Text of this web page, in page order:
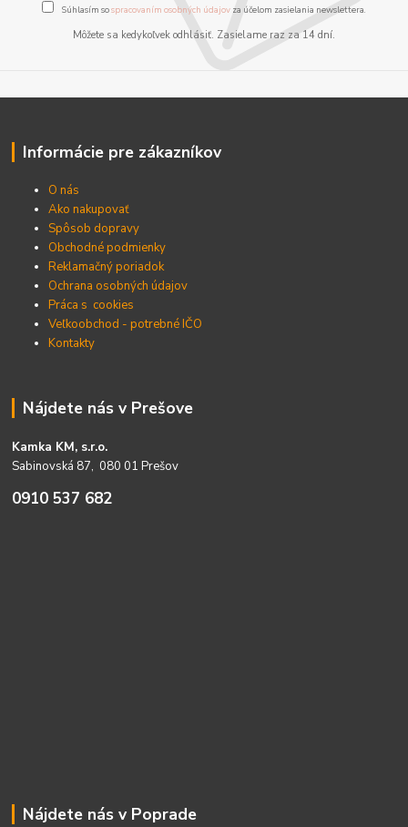
Súhlasím sospracovaním osobných údajov za účelom zasielania newslettera.
Môžete sa kedykoľvek odhlásiť. Zasielame raz za 14 dní.
Informácie pre zákazníkov
O nás
Ako nakupovať
Spôsob dopravy
Obchodné podmienky
Reklamačný poriadok
Ochrana osobných údajov
Práca s cookies
Veľkoobchod - potrebné IČO
Kontakty
Nájdete nás v Prešove
Kamka KM, s.r.o.
Sabinovská 87, 080 01 Prešov
0910 537 682
Nájdete nás v Poprade